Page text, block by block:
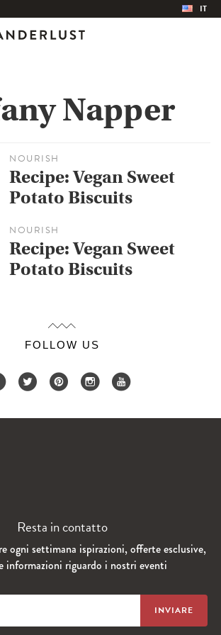
IT
Napper
NOURISH
Recipe: Vegan Sweet
Potato Biscuits
NOURISH
Recipe: Vegan Sweet
Potato Biscuits
FOLLOW US
Resta in contatto
ogni settimana ispirazioni, offerte esclusive,
informazioni riguardo i nostri eventi